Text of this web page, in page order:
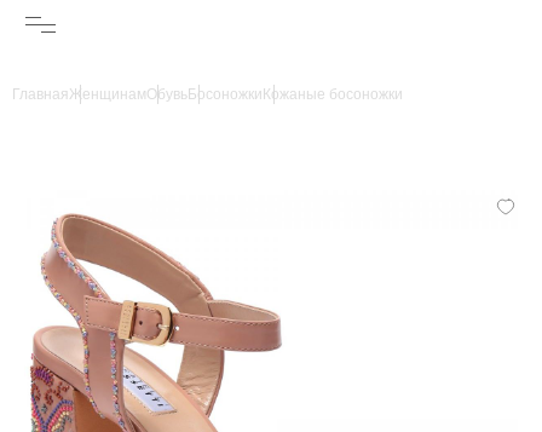
ГлавнаяЖенщинамОбувьБосоножки Кожаные босоножки